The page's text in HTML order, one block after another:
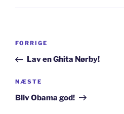
Indlægsnavigation
Forrige
indlæg
FORRIGE
Lav en Ghita Nørby!
Næste
indlæg
NÆSTE
Bliv Obama god!